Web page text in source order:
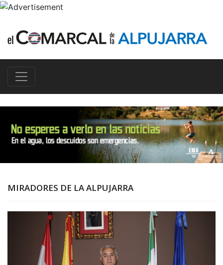
MIRADORES DE LA ALPUJARRA